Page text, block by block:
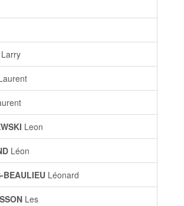
Larry
Leon
Léon
BEAULIEU Léonard
Les